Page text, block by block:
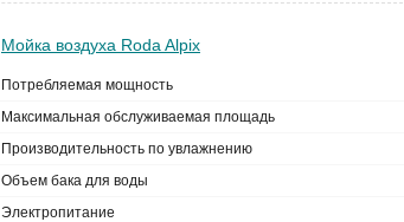
Мойка воздуха Roda Alpix
Потребляемая мощность
Максимальная обслуживаемая площадь
Производительность по увлажнению
Объем бака для воды
Электропитание